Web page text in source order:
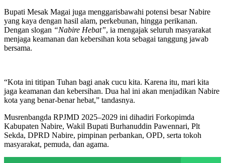
Bupati Mesak Magai juga menggarisbawahi potensi besar Nabire
yang kaya dengan hasil alam, perkebunan, hingga perikanan.
Dengan slogan “Nabire Hebat”, ia mengajak seluruh masyarakat
menjaga keamanan dan kebersihan kota sebagai tanggung jawab
bersama.
“Kota ini titipan Tuhan bagi anak cucu kita. Karena itu, mari kita
jaga keamanan dan kebersihan. Dua hal ini akan menjadikan Nabire
kota yang benar-benar hebat,” tandasnya.
Musrenbangda RPJMD 2025–2029 ini dihadiri Forkopimda
Kabupaten Nabire, Wakil Bupati Burhanuddin Pawennari, Plt
Sekda, DPRD Nabire, pimpinan perbankan, OPD, serta tokoh
masyarakat, pemuda, dan agama.